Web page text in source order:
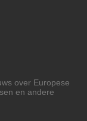
over Europese
en andere